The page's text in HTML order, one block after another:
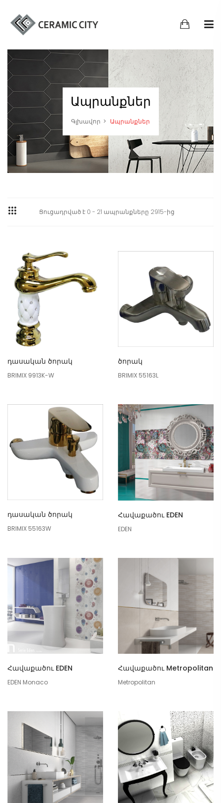
Ապրանքներ
Գլխավոր Ապրանքներ
Ցուցադրված է 0 - 21 ապրանքները 2915-ից
դասական ծորակ
BRIMIX 9913K-W
ծորակ
BRIMIX 55163L
դասական ծորակ
BRIMIX 55163W
Հավաքածու EDEN
EDEN
Հավաքածու EDEN
EDEN Monaco
Հավաքածու Metropolitan
Metropolitan